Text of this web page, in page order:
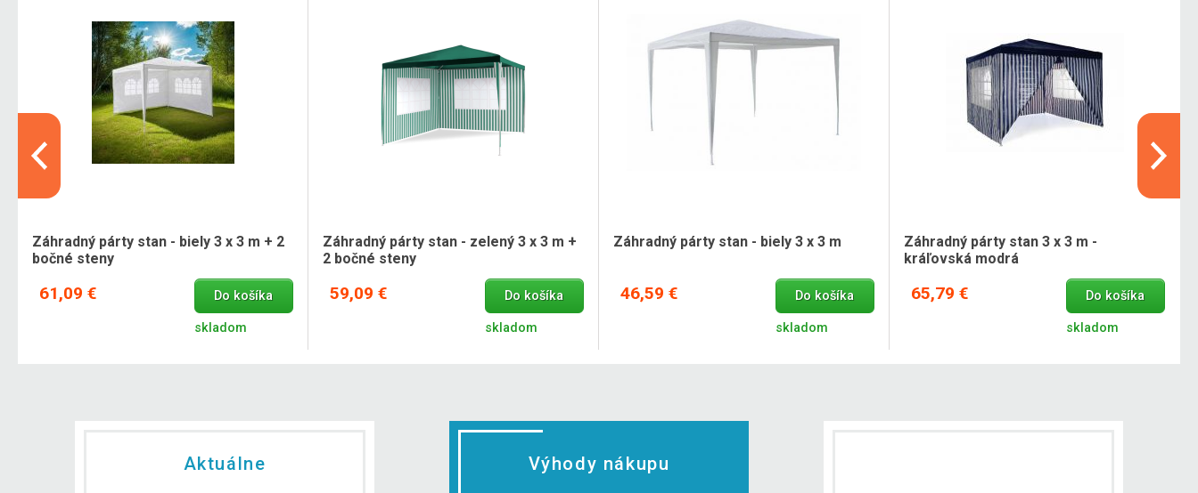
Záhradný párty stan - biely 3 x 3 m + 2
bočné steny
61,09 € Do košíka
skladom
Záhradný párty stan - zelený 3 x 3 m +
2 bočné steny
59,09 € Do košíka
skladom
Záhradný párty stan - biely 3 x 3 m
46,59 € Do košíka
skladom
Záhradný párty stan 3 x 3 m -
kráľovská modrá
65,79 € Do košíka
skladom
Aktuálne Výhody nákupu